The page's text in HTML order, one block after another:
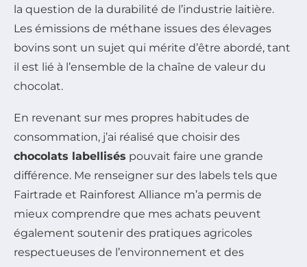
la question de la durabilité de l’industrie laitière.
Les émissions de méthane issues des élevages
bovins sont un sujet qui mérite d’être abordé, tant
il est lié à l’ensemble de la chaîne de valeur du
chocolat.
En revenant sur mes propres habitudes de
consommation, j’ai réalisé que choisir des
chocolats labellisés pouvait faire une grande
différence. Me renseigner sur des labels tels que
Fairtrade et Rainforest Alliance m’a permis de
mieux comprendre que mes achats peuvent
également soutenir des pratiques agricoles
respectueuses de l’environnement et des